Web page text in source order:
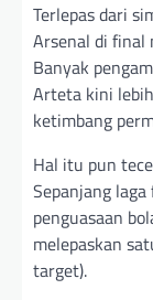
Terlepas dari
Arsenal di final
Banyak
Arteta kini
ketimbang
Hal itu pun
Sepanjang
penguasaan
melepaskan
target).